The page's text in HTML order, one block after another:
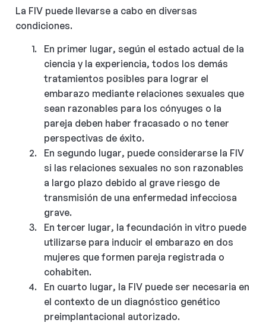
La FIV puede llevarse a cabo en diversas
condiciones.
En primer lugar, según el estado actual de la
ciencia y la experiencia, todos los demás
tratamientos posibles para lograr el
embarazo mediante relaciones sexuales que
sean razonables para los cónyuges o la
pareja deben haber fracasado o no tener
perspectivas de éxito.
En segundo lugar, puede considerarse la FIV
si las relaciones sexuales no son razonables
a largo plazo debido al grave riesgo de
transmisión de una enfermedad infecciosa
grave.
En tercer lugar, la fecundación in vitro puede
utilizarse para inducir el embarazo en dos
mujeres que formen pareja registrada o
cohabiten.
En cuarto lugar, la FIV puede ser necesaria en
el contexto de un diagnóstico genético
preimplantacional autorizado.